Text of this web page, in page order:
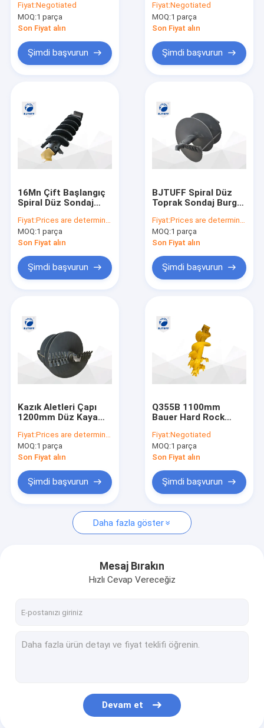
Delici Burgu
Çekirdek Fıçılar
Açık tip delme kovası
Çift Duvar Muhafaza Ataşmanı
Temizleme Delme Kovası
Sürtünme Kelly Bar
Birbirine Kelly bar
Toprak Dişleri
sondaj kulesi aksesuarları
Burgu Dia 1600mm
Fiyat:Negotiated
MOQ:1 parça
Son Fiyat alın
Şimdi başvurun
Fiyat:Negotiated
MOQ:1 parça
Son Fiyat alın
Şimdi başvurun
16Mn Çift Başlangıç ​​
Spiral Düz Sondaj
Toprak Kazma
Matkap Ucu
Fiyat:Prices are determined by quantity and model of product
MOQ:1 parça
Son Fiyat alın
Şimdi başvurun
BJTUFF Spiral Düz
Toprak Sondaj Burgu
Kaya Burgu
Fiyat:Prices are determined by quantity and model of product
MOQ:1 parça
Son Fiyat alın
Şimdi başvurun
Kazık Aletleri Çapı
1200mm Düz Kaya
Çift Başlangıç ​​Tek
Spiral
Fiyat:Prices are determined by quantity and model of product
MOQ:1 parça
Son Fiyat alın
Şimdi başvurun
Q355B 1100mm
Bauer Hard Rock
Fiyat:Negotiated
MOQ:1 parça
Son Fiyat alın
Şimdi başvurun
Daha fazla göster
Mesaj Bırakın
Hızlı Cevap Vereceğiz
Devam et